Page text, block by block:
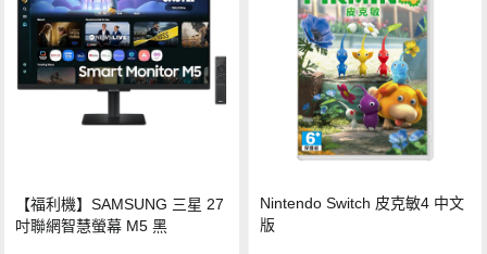
【福利機】SAMSUNG 三星 27
吋聯網智慧螢幕 M5 黑
Nintendo Switch 皮克敏4 中文
版